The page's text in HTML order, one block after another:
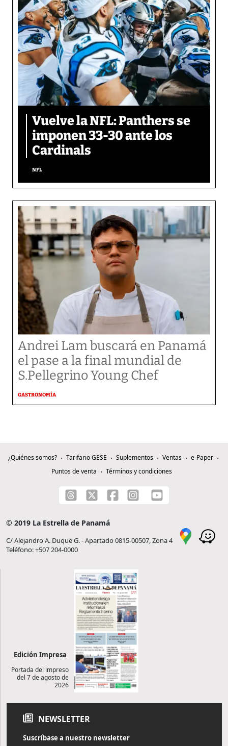
Vuelve la NFL: Panthers se
imponen 33-30 ante los
Cardinals
NFL
Andrei Lam buscará en Panamá
el pase a la final mundial de
S.Pellegrino Young Chef
GASTRONOMÍA
¿Quiénes somos? Tarifario GESE Suplementos Ventas
e-Paper
Puntos de venta
Términos y condiciones
© 2019 La Estrella de Panamá
C/ Alejandro A. Duque G. - Apartado 0815-00507, Zona 4
Teléfono: +507 204-0000
Edición Impresa
Portada del impreso
del 7 de agosto de
2026
NEWSLETTER
Suscríbase a nuestro newsletter